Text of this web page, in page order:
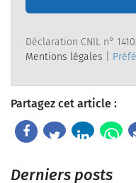
Déclaration CNIL n°
Mentions légales
Partagez cet article :
Derniers posts